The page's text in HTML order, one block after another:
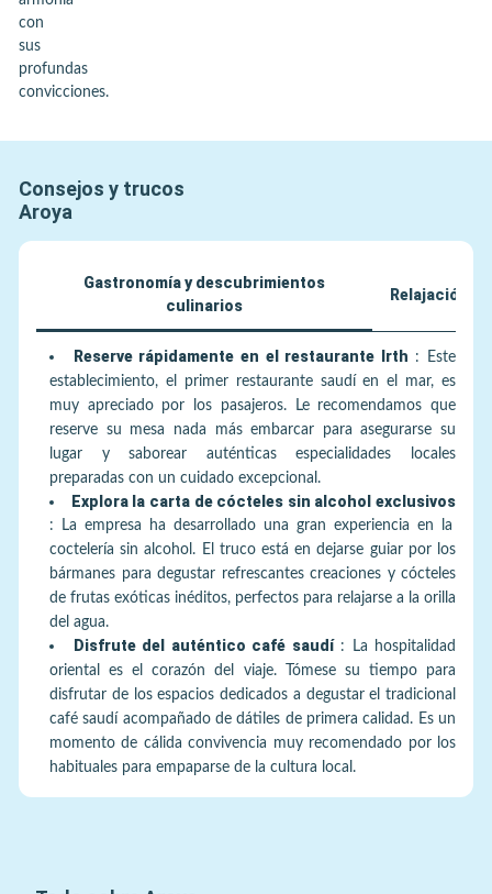
con
sus
profundas
convicciones.
Consejos y trucos
Aroya
Gastronomía y descubrimientos
culinarios
Relajación y
Reserve rápidamente en el restaurante Irth :
Este
establecimiento, el primer restaurante saudí en el mar, es
muy apreciado por los pasajeros. Le recomendamos que
reserve su mesa nada más embarcar para asegurarse su
lugar y saborear auténticas especialidades locales
preparadas con un cuidado excepcional.
Explora la carta de cócteles sin alcohol exclusivos
:
La empresa ha desarrollado una gran experiencia en la
coctelería sin alcohol. El truco está en dejarse guiar por los
bármanes para degustar refrescantes creaciones y cócteles
de frutas exóticas inéditos, perfectos para relajarse a la orilla
del agua.
Disfrute del auténtico café saudí :
La hospitalidad
oriental es el corazón del viaje. Tómese su tiempo para
disfrutar de los espacios dedicados a degustar el tradicional
café saudí acompañado de dátiles de primera calidad. Es un
momento de cálida convivencia muy recomendado por los
habituales para empaparse de la cultura local.